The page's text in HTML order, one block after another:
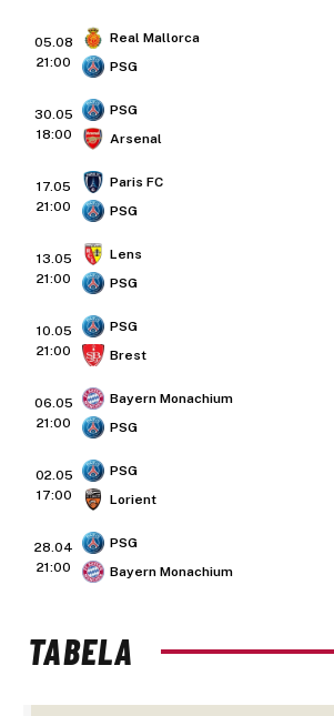
05.08
21:00
Real Mallorca
PSG
30.05
18:00
PSG
Arsenal
17.05
21:00
Paris FC
PSG
13.05
21:00
Lens
PSG
10.05
21:00
PSG
Brest
06.05
21:00
Bayern Monachium
PSG
02.05
17:00
PSG
Lorient
28.04
21:00
PSG
Bayern Monachium
TABELA